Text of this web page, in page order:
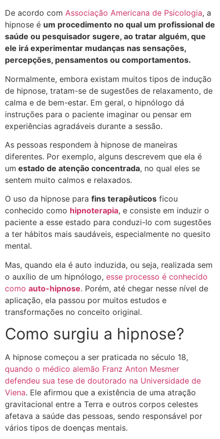
De acordo com Associação Americana de Psicologia, a
hipnose é um procedimento no qual um profissional de
saúde ou pesquisador sugere, ao tratar alguém, que
ele irá experimentar mudanças nas sensações,
percepções, pensamentos ou comportamentos.
Normalmente, embora existam muitos tipos de indução
de hipnose, tratam-se de sugestões de relaxamento, de
calma e de bem-estar. Em geral, o hipnólogo dá
instruções para o paciente imaginar ou pensar em
experiências agradáveis durante a sessão.
As pessoas respondem à hipnose de maneiras
diferentes. Por exemplo, alguns descrevem que ela é
um estado de atenção concentrada, no qual eles se
sentem muito calmos e relaxados.
O uso da hipnose para fins terapêuticos ficou
conhecido como hipnoterapia, e consiste em induzir o
paciente a esse estado para conduzi-lo com sugestões
a ter hábitos mais saudáveis, especialmente no quesito
mental.
Mas, quando ela é auto induzida, ou seja, realizada sem
o auxílio de um hipnólogo, esse processo é conhecido
como auto-hipnose. Porém, até chegar nesse nível de
aplicação, ela passou por muitos estudos e
transformações no conceito original.
Como surgiu a hipnose?
A hipnose começou a ser praticada no século 18,
quando o médico alemão Franz Anton Mesmer
defendeu sua tese de doutorado na Universidade de
Viena. Ele afirmou que a existência de uma atração
gravitacional entre a Terra e outros corpos celestes
afetava a saúde das pessoas, sendo responsável por
vários tipos de doenças mentais.